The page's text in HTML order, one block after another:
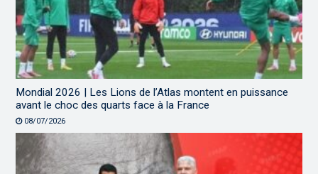
Mondial 2026 | Les Lions de l’Atlas montent en puissance
avant le choc des quarts face à la France
08/07/2026